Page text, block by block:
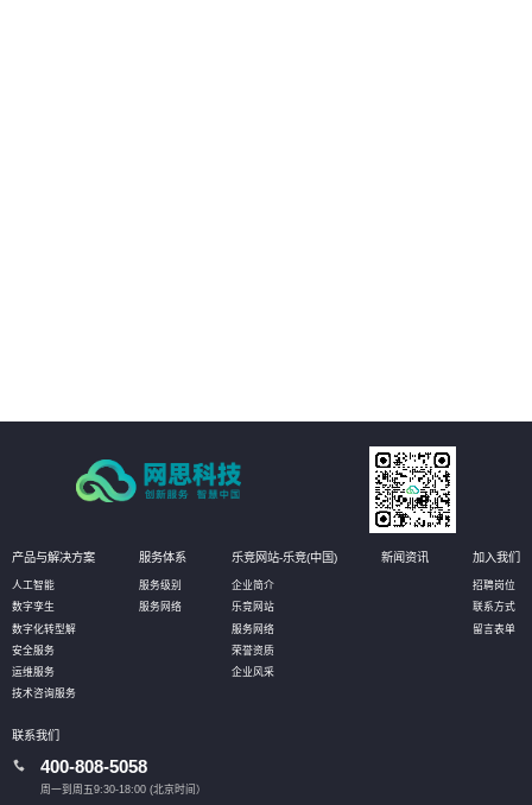
产品与解决方案
人工智能
数字孪生
数字化转型解
安全服务
运维服务
技术咨询服务
服务体系
服务级别
服务网络
乐竞网站-乐竞(中国)
企业简介
乐竞网站
服务网络
荣誉资质
企业风采
新闻资讯 加入我们
招聘岗位
联系方式
留言表单
联系我们
400-808-5058
周一到周五9:30-18:00 (北京时间）